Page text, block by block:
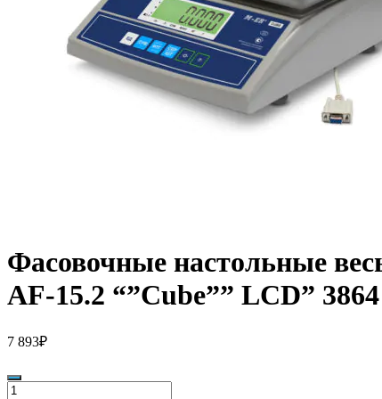
Фасовочные настольные
AF-15.2 “”Cube”” LCD” 3864
7 893₽
Количество